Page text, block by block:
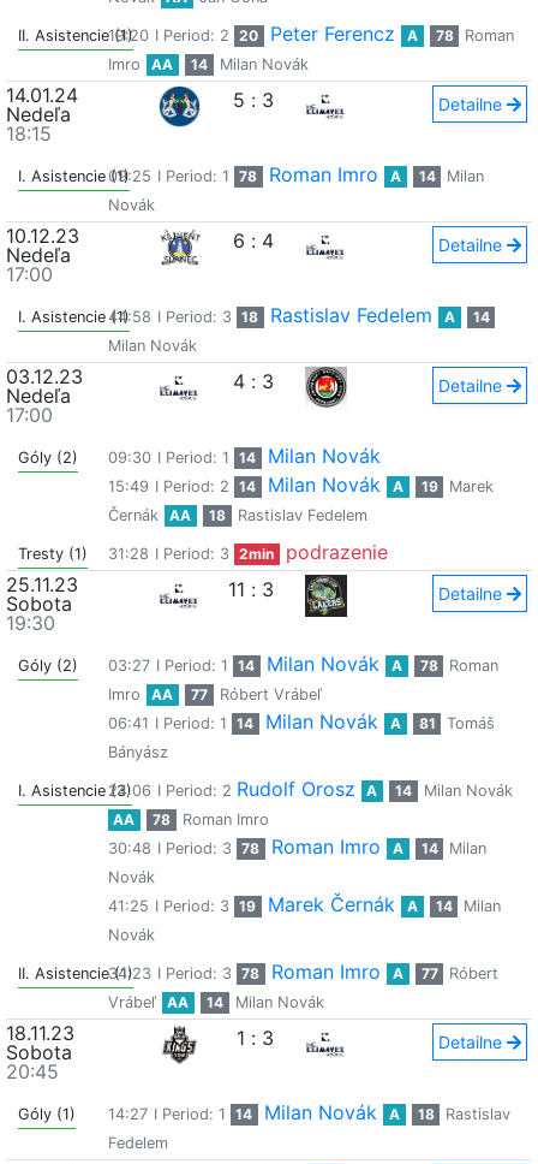
II. Asistencie (1)
19:20 I Period: 2 20 Peter Ferencz A 78
Roman
Imro
AA 14 Milan Novák
14.01.24
Nedeľa
18:15
5 : 3 Detailne
I. Asistencie (1)09:25 I Period: 1 78 Roman Imro A 14
Milan
Novák
10.12.23
Nedeľa
17:00
6 : 4 Detailne
I. Asistencie (1)44:58 I Period: 3 18 Rastislav Fedelem A
14
Milan Novák
03.12.23
Nedeľa
17:00
4 : 3 Detailne
Góly (2) 09:30 I Period: 1 14 Milan Novák
15:49 I Period: 2 14 Milan Novák A 19
Marek
Černák
AA 18 Rastislav Fedelem
Tresty (1) 31:28 I Period: 3 2min
podrazenie
25.11.23
Sobota
19:30
11 : 3 Detailne
Góly (2) 03:27 I Period: 1 14 Milan Novák A 78
Roman
Imro
AA 77
Róbert Vrábeľ
06:41 I Period: 1 14 Milan Novák A 81
Tomáš
Bányász
I. Asistencie (3)24:06 I Period: 2 Rudolf Orosz A 14
Milan Novák
AA
78
Roman Imro
30:48 I Period: 3 78 Roman Imro A 14
Milan
Novák
41:25 I Period: 3 19 Marek Černák A 14
Milan
Novák
II. Asistencie (1)
34:23 I Period: 3 78 Roman Imro A 77
Róbert
Vrábeľ
AA 14 Milan Novák
18.11.23
Sobota
20:45
1 : 3 Detailne
Góly (1) 14:27 I Period: 1 14 Milan Novák A 18
Rastislav
Fedelem